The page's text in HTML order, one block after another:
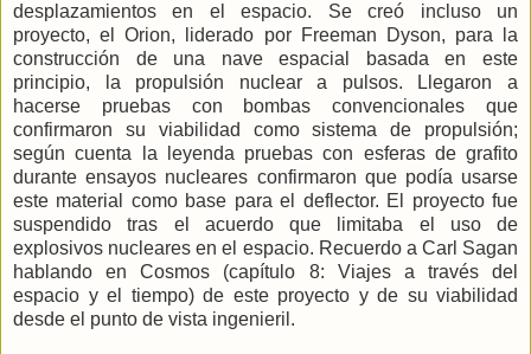
desplazamientos en el espacio. Se creó incluso un
proyecto, el Orion, liderado por Freeman Dyson, para la
construcción de una nave espacial basada en este
principio, la propulsión nuclear a pulsos. Llegaron a
hacerse pruebas con bombas convencionales que
confirmaron su viabilidad como sistema de propulsión;
según cuenta la leyenda pruebas con esferas de grafito
durante ensayos nucleares confirmaron que podía usarse
este material como base para el deflector. El proyecto fue
suspendido tras el acuerdo que limitaba el uso de
explosivos nucleares en el espacio. Recuerdo a Carl Sagan
hablando en Cosmos (capítulo 8: Viajes a través del
espacio y el tiempo) de este proyecto y de su viabilidad
desde el punto de vista ingenieril.